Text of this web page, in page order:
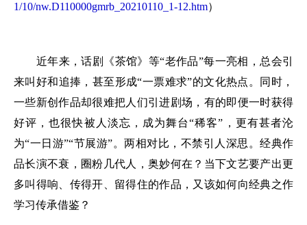
1/10/nw.D110000gmrb_20210110_1-12.htm）
近年来，话剧《茶馆》等“老作品”每一亮相，总会引
来叫好和追捧，甚至形成“一票难求”的文化热点。同时，
一些新创作品却很难把人们引进剧场，有的即便一时获得
好评，也很快被人淡忘，成为舞台“稀客”，更有甚者沦
为“一日游”“节展游”。两相对比，不禁引人深思。经典作
品长演不衰，圈粉几代人，奥妙何在？当下文艺要产出更
多叫得响、传得开、留得住的作品，又该如何向经典之作
学习传承借鉴？